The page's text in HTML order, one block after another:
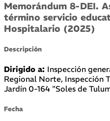
Memorándum 8-DEI.
término servicio
Hospitalario (2025)
Descripción
Dirigido a: Inspección
Regional Norte, Inspección
Jardín 0-164 "Soles de
Fecha